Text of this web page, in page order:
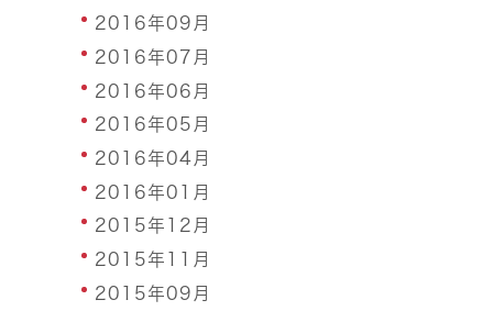
2016年09月
2016年07月
2016年06月
2016年05月
2016年04月
2016年01月
2015年12月
2015年11月
2015年09月